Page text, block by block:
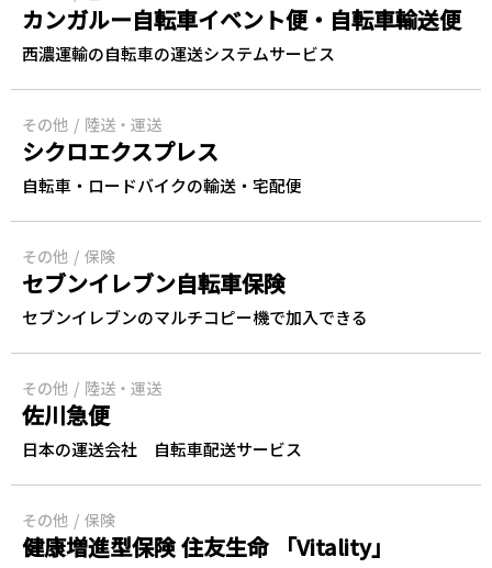
カンガルー自転車イベント便・自転車輸送便
西濃運輸の自転車の運送システムサービス
その他 陸送・運送
シクロエクスプレス
自転車・ロードバイクの輸送・宅配便
その他 保険
セブンイレブン自転車保険
セブンイレブンのマルチコピー機で加入できる
その他 陸送・運送
佐川急便
日本の運送会社 自転車配送サービス
その他 保険
健康増進型保険 住友生命 「Vitality」